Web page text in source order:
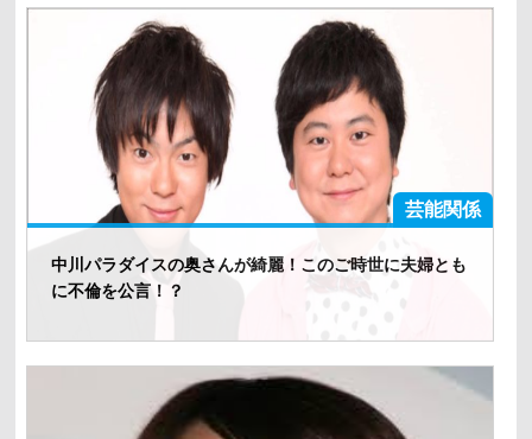
芸能関係
中川パラダイスの奥さんが綺麗！このご時世に夫婦とも
に不倫を公言！？